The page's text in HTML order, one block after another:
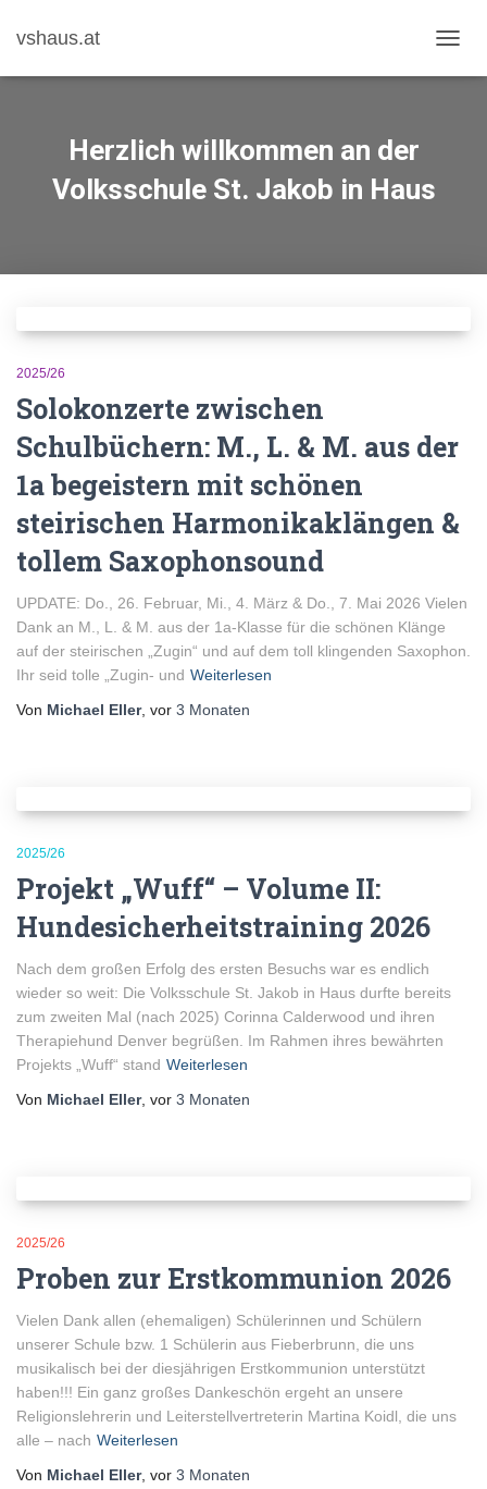
vshaus.at
Herzlich willkommen an der
Volksschule St. Jakob in Haus
2025/26
Solokonzerte zwischen
Schulbüchern: M., L. & M. aus der
1a begeistern mit schönen
steirischen Harmonikaklängen &
tollem Saxophonsound
UPDATE: Do., 26. Februar, Mi., 4. März & Do., 7. Mai 2026 Vielen
Dank an M., L. & M. aus der 1a-Klasse für die schönen Klänge
auf der steirischen „Zugin“ und auf dem toll klingenden Saxophon.
Ihr seid tolle „Zugin- und Weiterlesen
Von Michael Eller, vor 3 Monaten
2025/26
Projekt „Wuff“ – Volume II:
Hundesicherheitstraining 2026
Nach dem großen Erfolg des ersten Besuchs war es endlich
wieder so weit: Die Volksschule St. Jakob in Haus durfte bereits
zum zweiten Mal (nach 2025) Corinna Calderwood und ihren
Therapiehund Denver begrüßen. Im Rahmen ihres bewährten
Projekts „Wuff“ stand Weiterlesen
Von Michael Eller, vor 3 Monaten
2025/26
Proben zur Erstkommunion 2026
Vielen Dank allen (ehemaligen) Schülerinnen und Schülern
unserer Schule bzw. 1 Schülerin aus Fieberbrunn, die uns
musikalisch bei der diesjährigen Erstkommunion unterstützt
haben!!! Ein ganz großes Dankeschön ergeht an unsere
Religionslehrerin und Leiterstellvertreterin Martina Koidl, die uns
alle – nach Weiterlesen
Von Michael Eller, vor 3 Monaten